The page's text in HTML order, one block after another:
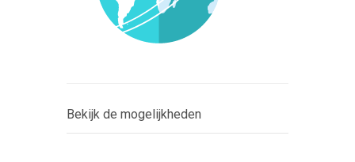
Bekijk de mogelijkheden